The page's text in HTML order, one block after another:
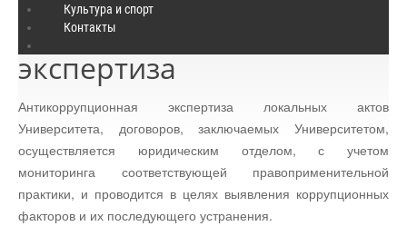
Культура и спорт
Контакты
Антикоррупционная
экспертиза
Антикоррупционная экспертиза локальных актов
Университета, договоров, заключаемых Университетом,
осуществляется юридическим отделом, с учетом
мониторинга соответствующей правоприменительной
практики, и проводится в целях выявления коррупционных
факторов и их последующего устранения.